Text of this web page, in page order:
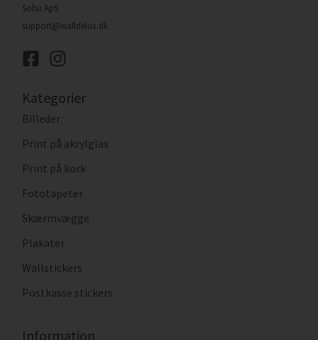
Sohu ApS
support@walldelux.dk
Kategorier
Billeder
Print på akrylglas
Print på kork
Fototapeter
Skærmvægge
Plakater
Wallstickers
Postkasse stickers
Information